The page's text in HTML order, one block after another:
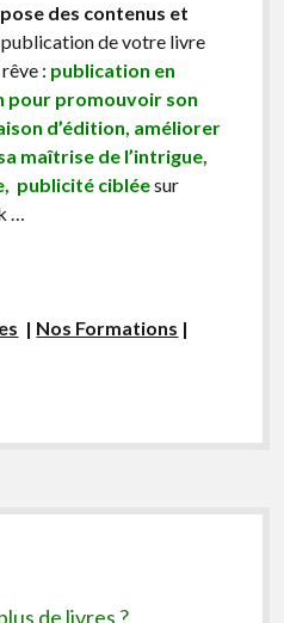
des contenus et
publication de votre livre
: publication en
promouvoir son
d’édition, améliorer
maîtrise de l’intrigue,
publicité cibléesur
…
| Nos Formations |
de livres ?